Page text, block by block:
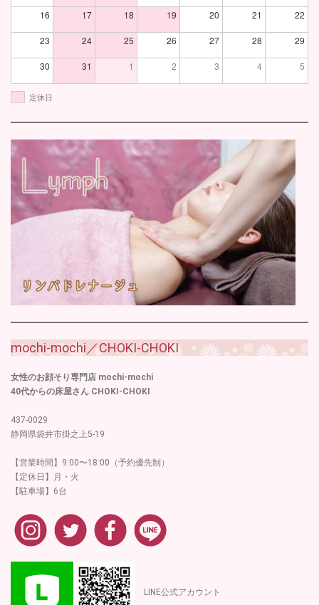
16 17 18 19 20 21 22
23 24 25 26 27 28 29
30 31 1 2 3 4 5
定休日
mochi-mochi／CHOKI-CHOKI
女性のお顔そり専門店 mochi-mochi
40代からの床屋さん CHOKI-CHOKI
437-0029
静岡県袋井市掛之上5-19
【営業時間】9:00〜18:00（予約優先制）
【定休日】月・火
【駐車場】6台
LINE公式アカウント